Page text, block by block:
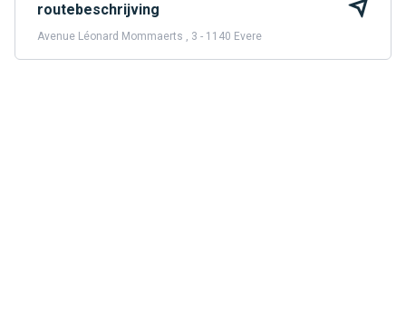
routebeschrijving
Avenue Léonard Mommaerts , 3 - 1140 Evere